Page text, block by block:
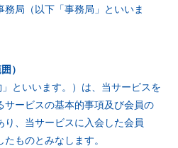
局（以下「事務局」といいま
）
といいます。）は、当サービスを
サービスの基本的事項及び会員の
、当サービスに入会した会員
ものとみなします。